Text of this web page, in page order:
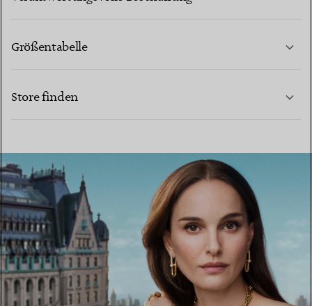
Größentabelle
Store finden
EINEN STORE IN IHRER NÄHE FINDEN